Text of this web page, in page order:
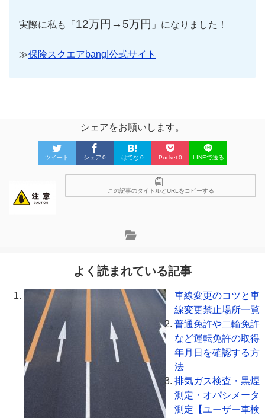
実際に私も「 12万円→5万円 」になりました！
≫保険スクエアbang!公式サイト
シェアをお願いします。
ツイート シェア 0 はてな 0 Pocket0 LINEで送る
この記事のタイトルとURLをコピーする
よく読まれている記事
車線変更のコツと車
線変更禁止場所一覧
普通免許や二輪免許
など運転免許の取得
年月日を確認する方
法
排気ガス検査・黒煙
測定・オパシメータ
測定【ユーザー車検